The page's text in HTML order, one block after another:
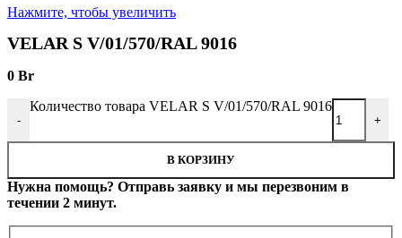
Нажмите, чтобы увеличить
VELAR S V/01/570/RAL 9016
0 Br
-
Количество товара VELAR S V/01/570/RAL 9016
+
В КОРЗИНУ
Нужна помощь? Отправь заявку и мы перезвоним в
течении 2 минут.